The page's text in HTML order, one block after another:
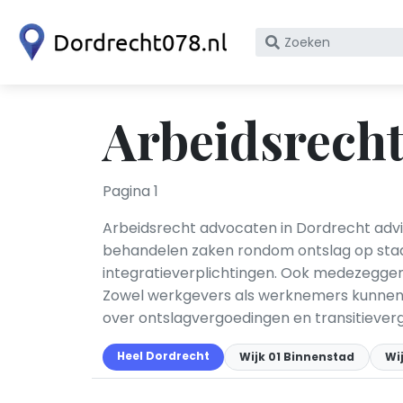
Zoek
KvK
nummer
Pagina 1
Arbeidsrecht advocaten in Dordrecht
behandelen zaken rondom ontslag op
integratieverplichtingen. Ook
Zowel werkgevers als werknemers
over ontslagvergoedingen en
Heel Dordrecht Wijk 01 Binnenstad